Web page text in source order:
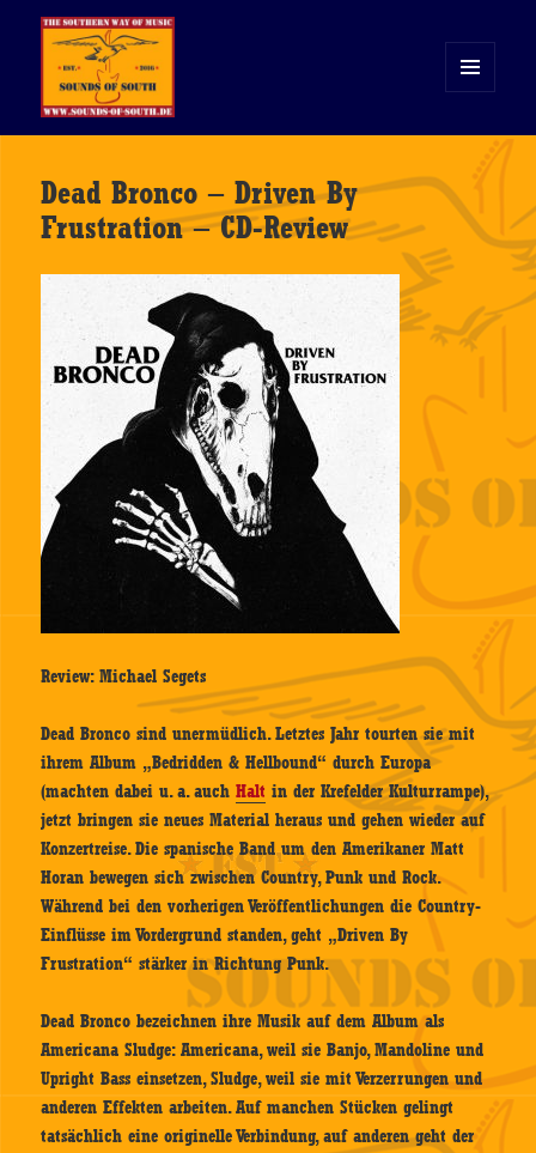
WIDGETS
Dead Bronco – Driven By
Frustration – CD-Review
Review: Michael Segets
Dead Bronco sind unermüdlich. Letztes Jahr tourten sie mit
ihrem Album „Bedridden & Hellbound“ durch Europa
(machten dabei u. a. auchHalt in der Krefelder Kulturrampe),
jetzt bringen sie neues Material heraus und gehen wieder auf
Konzertreise. Die spanische Band um den Amerikaner Matt
Horan bewegen sich zwischen Country, Punk und Rock.
Während bei den vorherigen Veröffentlichungen die Country-
Einflüsse im Vordergrund standen, geht „Driven By
Frustration“ stärker in Richtung Punk.
Dead Bronco bezeichnen ihre Musik auf dem Album als
Americana Sludge: Americana, weil sie Banjo, Mandoline und
Upright Bass einsetzen, Sludge, weil sie mit Verzerrungen und
anderen Effekten arbeiten. Auf manchen Stücken gelingt
tatsächlich eine originelle Verbindung, auf anderen geht der